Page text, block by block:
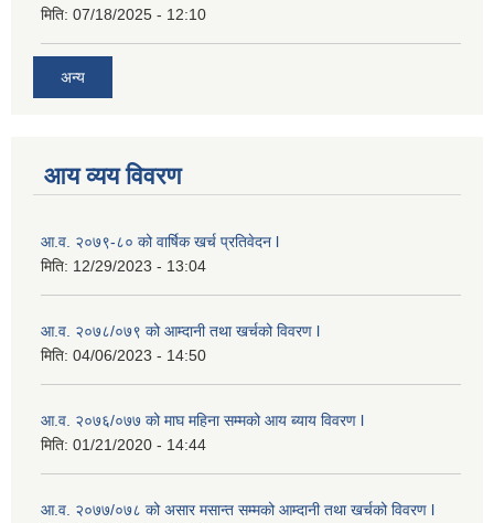
मिति: 07/18/2025 - 12:10
अन्य
आय व्यय विवरण
आ.व. २०७९-८० को वार्षिक खर्च प्रतिवेदन l
मिति: 12/29/2023 - 13:04
आ.व. २०७८/०७९ को आम्दानी तथा खर्चको विवरण l
मिति: 04/06/2023 - 14:50
आ.व. २०७६/०७७ को माघ महिना सम्मको आय ब्याय विवरण l
मिति: 01/21/2020 - 14:44
आ.व. २०७७/०७८ को असार मसान्त सम्मको आम्दानी तथा खर्चको विवरण l